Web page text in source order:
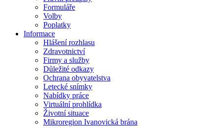
Formuláře
Volby
Poplatky
Informace
Hlášení rozhlasu
Zdravotnictví
Firmy a služby
Důležité odkazy
Ochrana obyvatelstva
Letecké snímky
Nabídky práce
Virtuální prohlídka
Životní situace
Mikroregion Ivanovická brána